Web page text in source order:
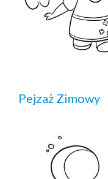
Pejzaż Zimowy